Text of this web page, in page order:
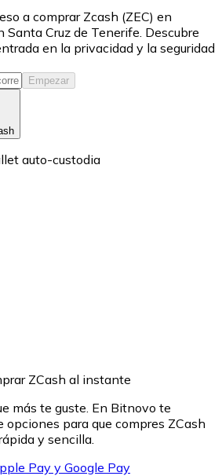
a comprar Zcash (ZEC) en
Cruz de Tenerife. Descubre
en la privacidad y la seguridad
Empezar
auto-custodia
ZCash al instante
más te guste. En Bitnovo te
opciones para que compres ZCash
y sencilla.
Pay y Google Pay